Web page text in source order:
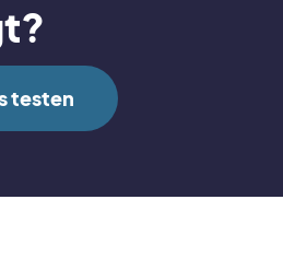
testen